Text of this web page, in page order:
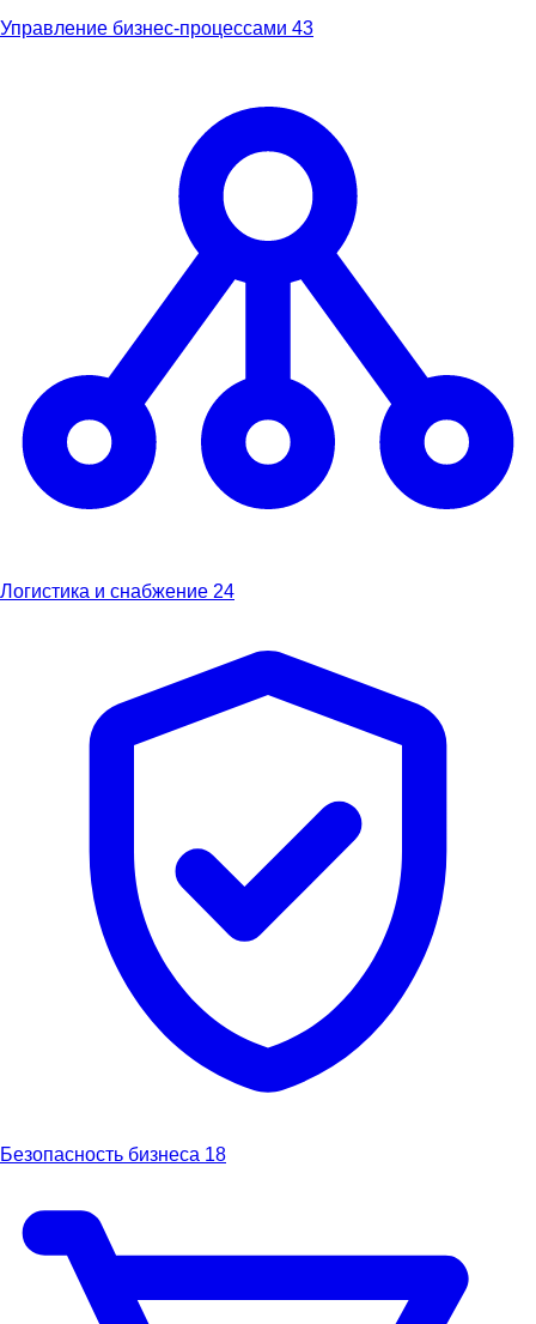
Управление бизнес-процессами 43
Логистика и снабжение 24
Безопасность бизнеса 18